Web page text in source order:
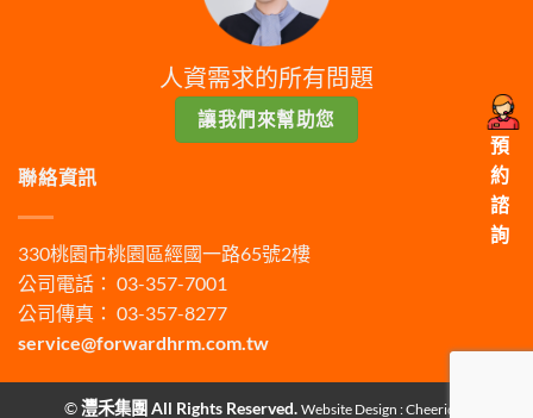
人資需求的所有問題
讓我們來幫助您
聯絡資訊
330桃園市桃園區經國一路65號2樓
公司電話： 03-357-7001
公司傳真： 03-357-8277
service@forwardhrm.com.tw
©灃禾集團 All Rights Reserved. Website Design :Cheeridea
預
約
諮
詢